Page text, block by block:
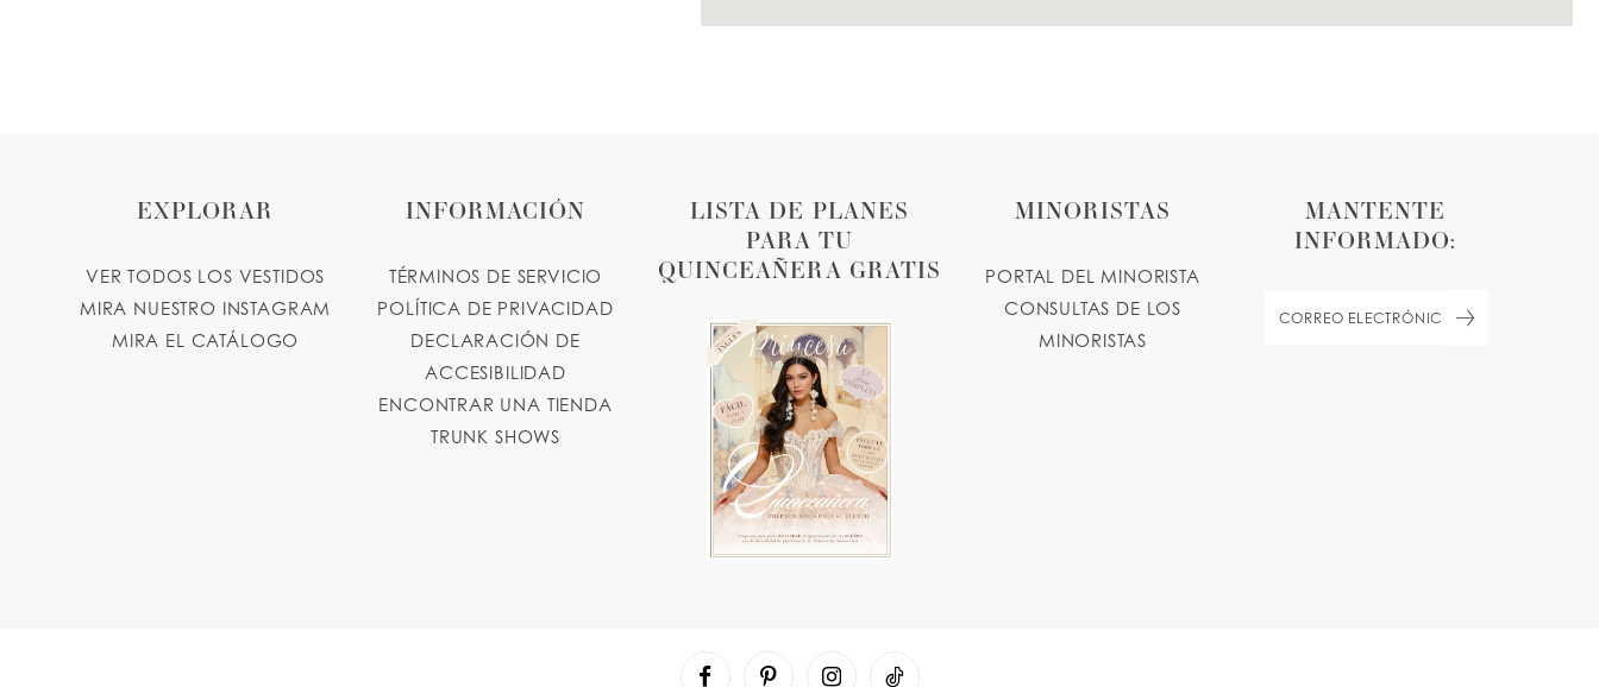
LISTA DE PLANES
PARA TU
QUINCEAÑERA GRATIS
EXPLORAR
VER TODOS LOS VESTIDOS
MIRA NUESTRO INSTAGRAM
MIRA EL CATÁLOGO
INFORMACIÓN
TÉRMINOS DE SERVICIO
POLÍTICA DE PRIVACIDAD
DECLARACIÓN DE
ACCESIBILIDAD
ENCONTRAR UNA TIENDA
TRUNK SHOWS
MINORISTAS
PORTAL DEL MINORISTA
CONSULTAS DE LOS
MINORISTAS
MANTENTE
INFORMADO: